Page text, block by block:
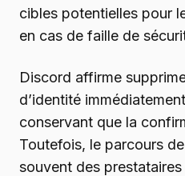
cibles potentielles pour
en cas de faille de
Discord affirme
d’identité
conservant que la
Toutefois, le parcours
souvent des